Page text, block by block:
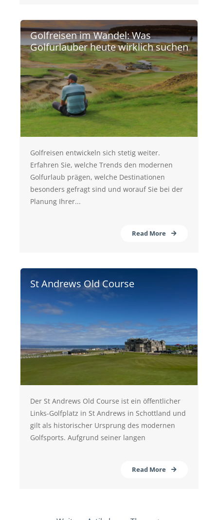
Golfreisen im Wandel: Was
Golfurlauber heute wirklich suchen
Golfreisen entwickeln sich stetig weiter.
Erfahren Sie, welche Trends den modernen
Golfurlaub prägen, welche Destinationen
besonders gefragt sind und worauf Sie bei der
Planung Ihrer...
Read More
St Andrews Old Course
Der St Andrews Old Course ist ein öffentlicher
Links-Golfplatz in St Andrews in Schottland und
gilt als historischer Ursprung des modernen
Golfsports. Aufgrund seiner langen
Read More